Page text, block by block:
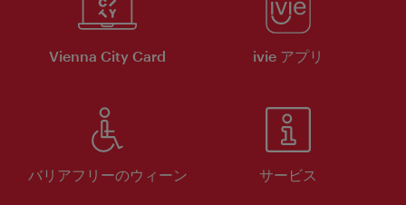
Vienna City Card ivie アプリ
バリアフリーのウィーン サービス